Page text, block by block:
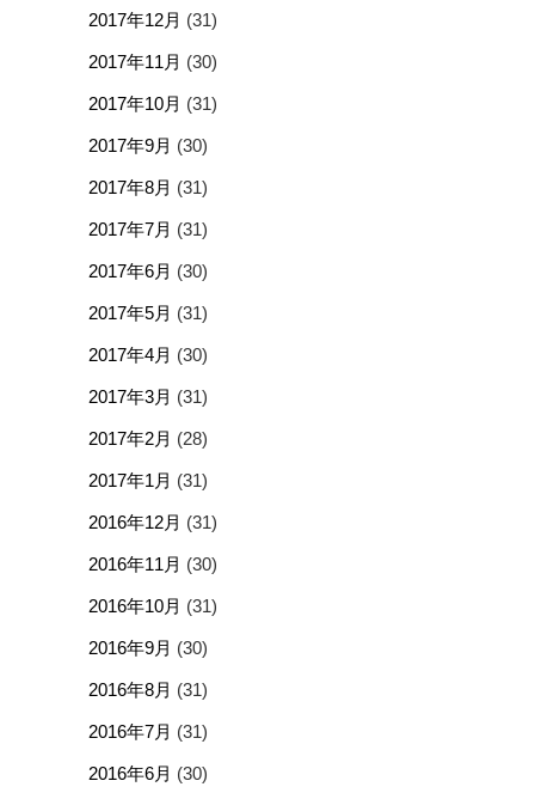
2017年12月 (31)
2017年11月 (30)
2017年10月 (31)
2017年9月 (30)
2017年8月 (31)
2017年7月 (31)
2017年6月 (30)
2017年5月 (31)
2017年4月 (30)
2017年3月 (31)
2017年2月 (28)
2017年1月 (31)
2016年12月 (31)
2016年11月 (30)
2016年10月 (31)
2016年9月 (30)
2016年8月 (31)
2016年7月 (31)
2016年6月 (30)